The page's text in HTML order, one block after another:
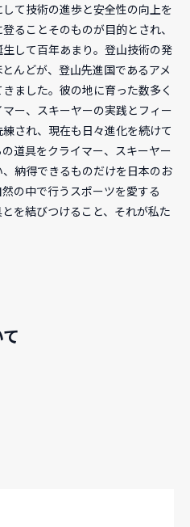
て技術の進歩と安全性の向上を
ることそのものが目的とされ、
して百年あまり。登山技術の発
んどが、登山先進国であるアメ
ました。彼の地に育った数多く
ー、スキーヤーの実践とフィー
され、現在も日々進化を続けて
道具をクライマー、スキーヤー
納得できるものだけを日本のお
の中で行うスポーツを愛する
を結びつけること、それが私た